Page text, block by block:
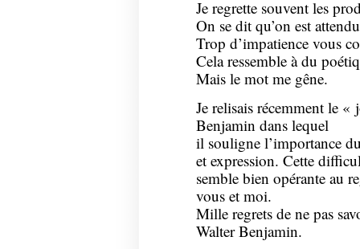
Je regrette souvent les
On se dit qu’on est
Trop d’impatience vous
Cela ressemble à du
Mais le mot me gêne.
Je relisais récemment le
Benjamin dans lequel
il souligne l’importance
et expression. Cette
semble bien opérante au
vous et moi.
Mille regrets de ne pas
Walter Benjamin.